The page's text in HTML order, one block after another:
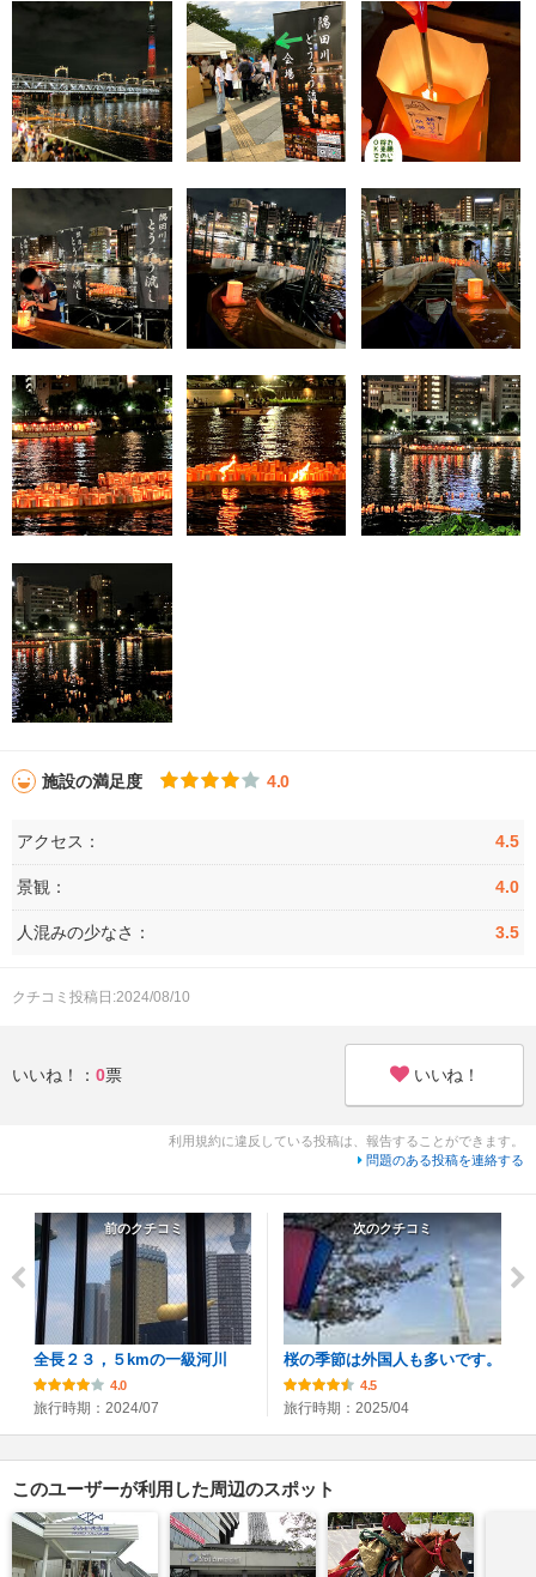
施設の満足度 4.0
アクセス： 4.5
景観： 4.0
人混みの少なさ： 3.5
クチコミ投稿日:2024/08/10
いいね！： 0票 いいね！
利用規約に違反している投稿は、報告することができます。
問題のある投稿を連絡する
前のクチコミ
全長２３，５kmの一級河川
4.0
旅行時期：2024/07
次のクチコミ
桜の季節は外国人も多いです。
4.5
旅行時期：2025/04
このユーザーが利用した周辺のスポット